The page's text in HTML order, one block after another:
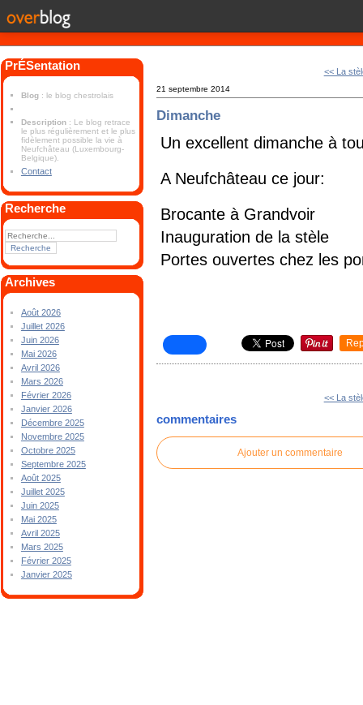
PrÉSentation
Blog : le blog chestrolais
Description : Le blog retrace
le plus régulièrement et le plus
fidèlement possible la vie à
Neufchâteau (Luxembourg-
Belgique).
Contact
Recherche
Archives
Août 2026
Juillet 2026
Juin 2026
Mai 2026
Avril 2026
Mars 2026
Février 2026
Janvier 2026
Décembre 2025
Novembre 2025
Octobre 2025
Septembre 2025
Août 2025
Juillet 2025
Juin 2025
Mai 2025
Avril 2025
Mars 2025
Février 2025
Janvier 2025
<< La
21 septembre 2014
Dimanche
Un excellent dimanche à
A Neufchâteau ce jour:
Brocante à Grandvoir
Inauguration de la stèle
Portes ouvertes chez les
<< La
commentaires
Ajouter un commentaire